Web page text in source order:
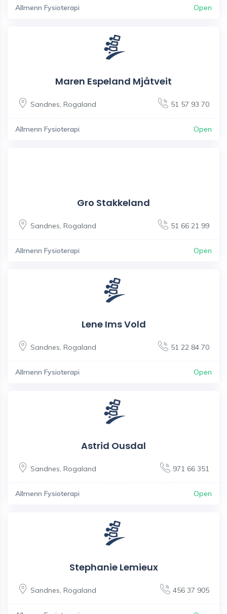
Allmenn Fysioterapi Open
Maren Espeland Mjåtveit
Sandnes Rogaland 51 57 93 70
Allmenn Fysioterapi Open
Gro Stakkeland
Sandnes Rogaland 51 66 21 99
Allmenn Fysioterapi Open
Lene Ims Vold
Sandnes Rogaland 51 22 84 70
Allmenn Fysioterapi Open
Astrid Ousdal
Sandnes Rogaland 971 66 351
Allmenn Fysioterapi Open
Stephanie Lemieux
Sandnes Rogaland 456 37 905